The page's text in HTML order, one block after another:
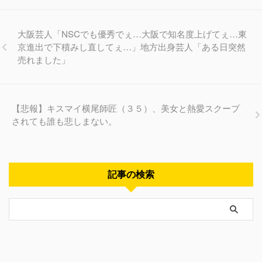
大阪芸人「NSCでも優秀でぇ…大阪で知名度上げてぇ…東
京進出で下積みし直してぇ…」地方出身芸人「ある日突然
売れました」
【悲報】キスマイ横尾師匠（３５）、美女と熱愛スクープ
されても誰も悲しまない。
記事の検索